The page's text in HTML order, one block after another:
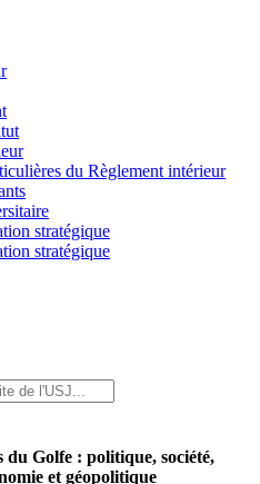
du Règlement intérieur
stratégique
stratégique
du Golfe : politique, société,
et géopolitique